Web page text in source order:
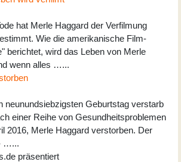
hat Merle Haggard der Verfilmung
Wie die amerikanische Film-
berichtet, wird das Leben von Merle
wenn alles …...
neunundsiebzigsten Geburtstag verstarb
einer Reihe von Gesundheitsproblemen
2016, Merle Haggard verstorben. Der
…...
präsentiert